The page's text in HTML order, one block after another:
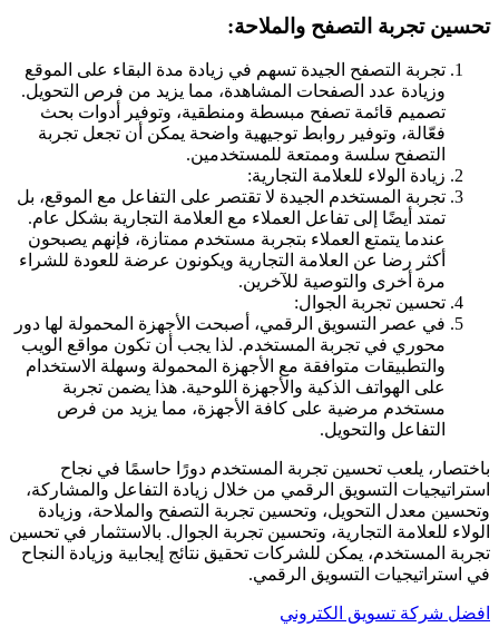
تحسين تجربة التصفح والملاحة:
تجربة التصفح الجيدة تسهم في زيادة مدة البقاء على الموقع
وزيادة عدد الصفحات المشاهدة، مما يزيد من فرص التحويل.
تصميم قائمة تصفح مبسطة ومنطقية، وتوفير أدوات بحث
فعّالة، وتوفير روابط توجيهية واضحة يمكن أن تجعل تجربة
التصفح سلسة وممتعة للمستخدمين.
زيادة الولاء للعلامة التجارية:
تجربة المستخدم الجيدة لا تقتصر على التفاعل مع الموقع، بل
تمتد أيضًا إلى تفاعل العملاء مع العلامة التجارية بشكل عام.
عندما يتمتع العملاء بتجربة مستخدم ممتازة، فإنهم يصبحون
أكثر رضا عن العلامة التجارية ويكونون عرضة للعودة للشراء
مرة أخرى والتوصية للآخرين.
تحسين تجربة الجوال:
في عصر التسويق الرقمي، أصبحت الأجهزة المحمولة لها دور
محوري في تجربة المستخدم. لذا يجب أن تكون مواقع الويب
والتطبيقات متوافقة مع الأجهزة المحمولة وسهلة الاستخدام
على الهواتف الذكية والأجهزة اللوحية. هذا يضمن تجربة
مستخدم مرضية على كافة الأجهزة، مما يزيد من فرص
التفاعل والتحويل.
باختصار، يلعب تحسين تجربة المستخدم دورًا حاسمًا في نجاح
استراتيجيات التسويق الرقمي من خلال زيادة التفاعل والمشاركة،
وتحسين معدل التحويل، وتحسين تجربة التصفح والملاحة، وزيادة
الولاء للعلامة التجارية، وتحسين تجربة الجوال. بالاستثمار في تحسين
تجربة المستخدم، يمكن للشركات تحقيق نتائج إيجابية وزيادة النجاح
في استراتيجيات التسويق الرقمي.
افضل شركة تسويق الكتروني